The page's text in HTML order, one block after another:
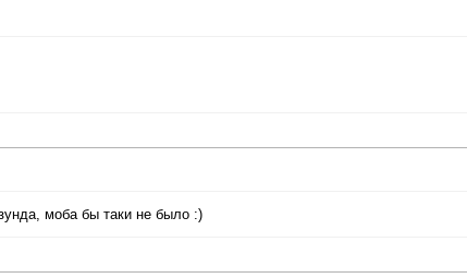
моба бы таки не было :)